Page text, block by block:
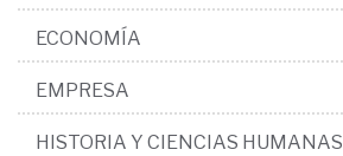
ECONOMÍA
EMPRESA
HISTORIA Y CIENCIAS HUMANAS